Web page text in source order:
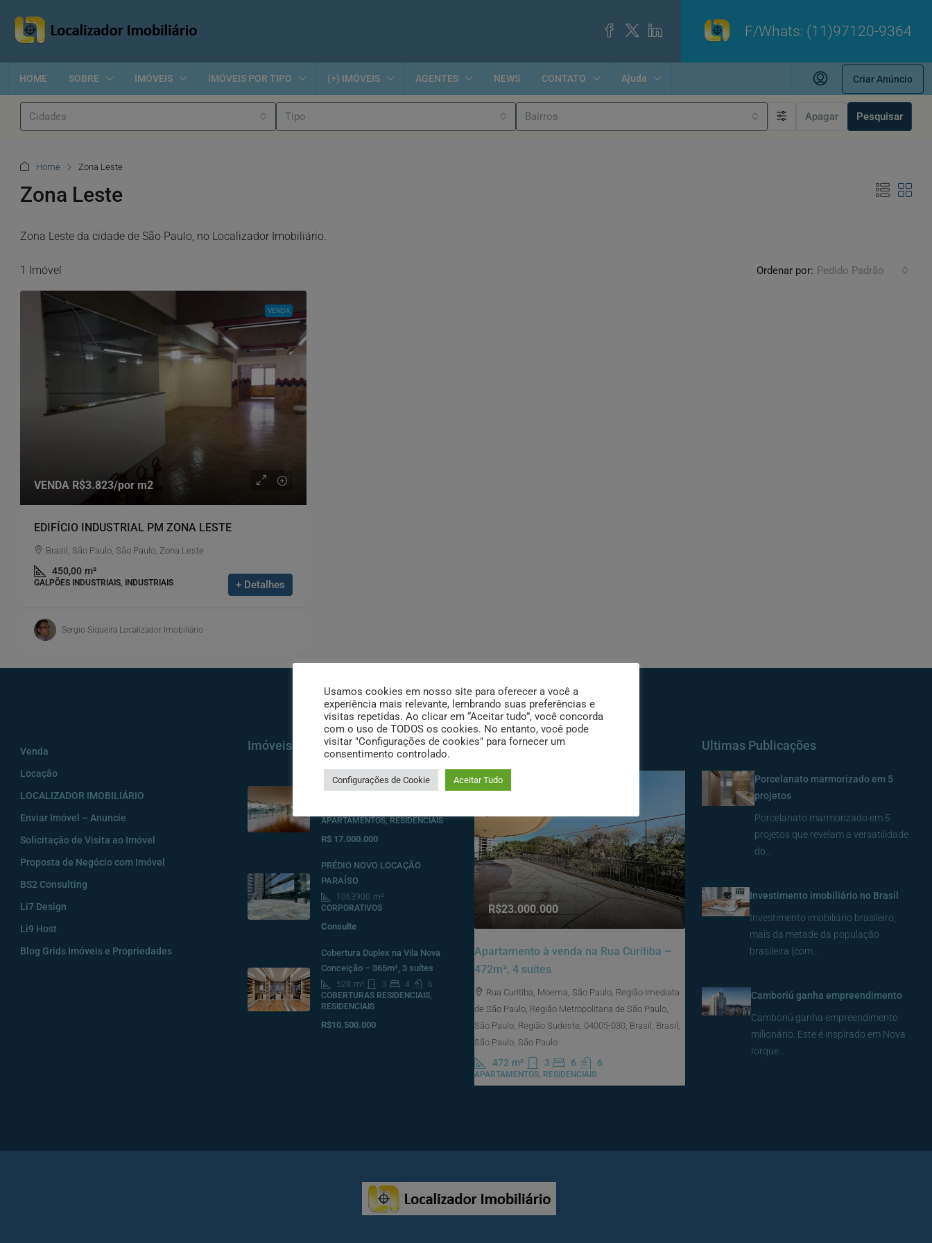
F/Whats: (11)97120-9364
HOME SOBRE IMÓVEIS IMÓVEIS POR TIPO (+) IMÓVEIS AGENTES NEWS CONTATO Ajuda Criar Anúncio
Cidades Tipo Bairros Apagar Pesquisar
Home Zona Leste
Zona Leste
Zona Leste da cidade de São Paulo, no Localizador Imobiliário.
1 Imóvel Ordenar por: Pedido Padrão
VENDA
VENDA R$3.823/por m2
EDIFÍCIO INDUSTRIAL PM ZONA LESTE
Brasil, São Paulo, São Paulo, Zona Leste
450,00 m²
GALPÕES INDUSTRIAIS, INDUSTRIAIS + Detalhes
Sergio Siqueira Localizador Imobiliário
Venda
Locação
LOCALIZADOR IMOBILIÁRIO
Enviar Imóvel – Anuncie
Solicitação de Visita ao Imóvel
Proposta de Negócio com Imóvel
BS2 Consulting
Li7 Design
Li9 Host
Blog Grids Imóveis e Propriedades
Imóveis
Apartamento Garden à venda
Moema
APARTAMENTOS, RESIDENCIAIS
R$ 17.000.000
PRÉDIO NOVO LOCAÇÃO
PARAÍSO
1063900 m²
CORPORATIVOS
Consulte
Cobertura Duplex na Vila Nova
Conceição – 365m², 3 suítes
528 m² 3 4
6
COBERTURAS RESIDENCIAIS,
RESIDENCIAIS
R$10.500.000
Destacados
R$23.000.000
Apartamento à venda na Rua Curitiba –
472m², 4 suítes
Rua Curitiba, Moema, São Paulo, Região Imediata
de São Paulo, Região Metropolitana de São Paulo,
São Paulo, Região Sudeste, 04005-030, Brasil, Brasil,
São Paulo, São Paulo
472 m² 3 6 6
APARTAMENTOS, RESIDENCIAIS
Ultimas Publicações
Porcelanato marmorizado em 5
projetos
Porcelanato marmorizado em 5
projetos que revelam a versatilidade
do…
Investimento imobiliário no Brasil
Investimento imobiliário brasileiro,
mais da metade da população
brasileira (com…
Camboriú ganha empreendimento
Camboriú ganha empreendimento
milionário. Este é inspirado em Nova
Iorque…
Usamos cookies em nosso site para oferecer a você a
experiência mais relevante, lembrando suas preferências e
visitas repetidas. Ao clicar em “Aceitar tudo”, você concorda
com o uso de TODOS os cookies. No entanto, você pode
visitar "Configurações de cookies" para fornecer um
consentimento controlado.
Configurações de Cookie Aceitar Tudo